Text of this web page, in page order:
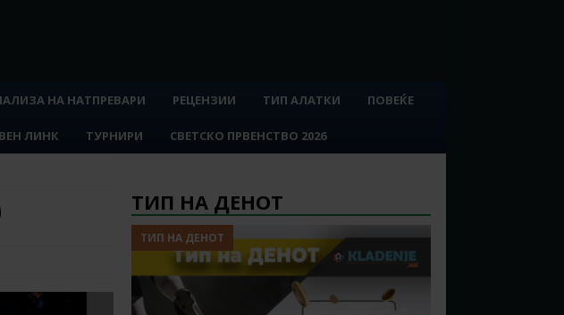
НА НАТПРЕВАРИ РЕЦЕНЗИИ ТИП АЛАТКИ ПОВЕЌЕ
ЛИНК ТУРНИРИ СВЕТСКО ПРВЕНСТВО 2026
ТИП НА ДЕНОТ
ТИП НА ДЕНОТ